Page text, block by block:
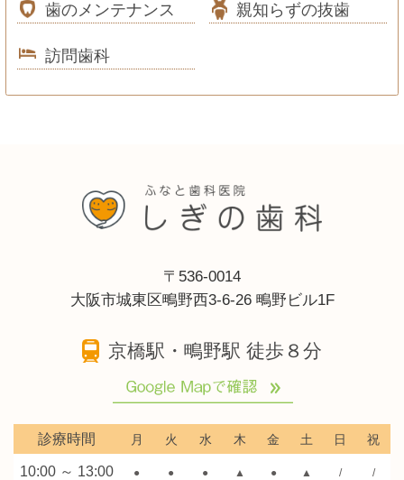
歯のメンテナンス 親知らずの抜歯
訪問歯科
〒536-0014
大阪市城東区鴫野西3-6-26 鴫野ビル1F
京橋駅・鴫野駅 徒歩８分
診療時間 月 火 水 木 金 土 日 祝
10:00 ～ 13:00 ● ● ● ▲ ● ▲ / /